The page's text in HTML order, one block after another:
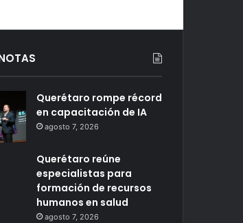
Querétaro rompe récord
en capacitación de IA
agosto 7, 2026
Querétaro reúne
especialistas para
formación de recursos
humanos en salud
agosto 7, 2026